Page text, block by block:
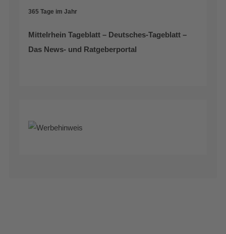
365 Tage im Jahr
Mittelrhein Tageblatt – Deutsches-Tageblatt –
Das News- und Ratgeberportal